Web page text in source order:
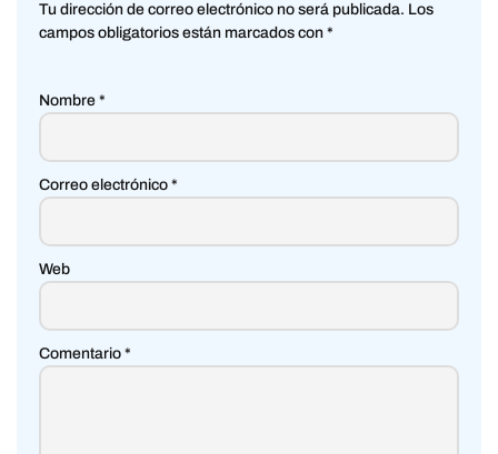
Tu dirección de correo electrónico no será publicada. Los
campos obligatorios están marcados con *
Nombre *
Correo electrónico *
Web
Comentario *